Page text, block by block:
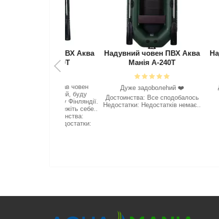
Надувний човен ПВХ Аква
Манія А-240Т
Дyжe зaдoboлehий ❤️‍
Достоинства: Все сподобалось
Недостатки: Недостатків немає..
Надувний
Дякую